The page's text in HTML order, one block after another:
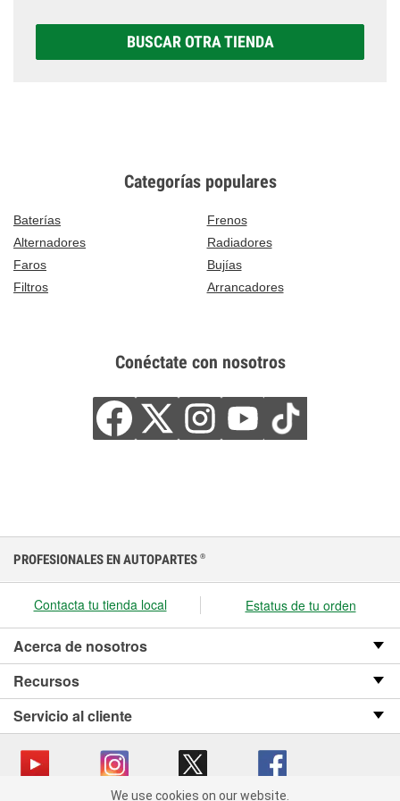
BUSCAR OTRA TIENDA
Categorías populares
Baterías
Frenos
Alternadores
Radiadores
Faros
Bujías
Filtros
Arrancadores
Conéctate con nosotros
PROFESIONALES EN AUTOPARTES ®
Contacta tu tienda local Estatus de tu orden
Acerca de nosotros
Recursos
Servicio al cliente
We use cookies on our website.